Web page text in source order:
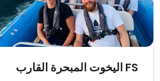
FS اليخوت المبحرة القارب